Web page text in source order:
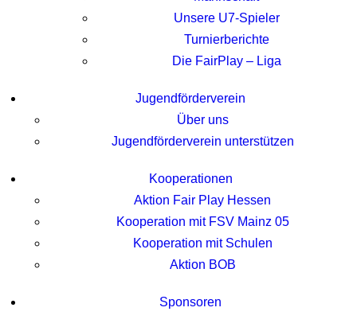
Unsere U7-Spieler
Turnierberichte
Die FairPlay – Liga
Jugendförderverein
Über uns
Jugendförderverein unterstützen
Kooperationen
Aktion Fair Play Hessen
Kooperation mit FSV Mainz 05
Kooperation mit Schulen
Aktion BOB
Sponsoren